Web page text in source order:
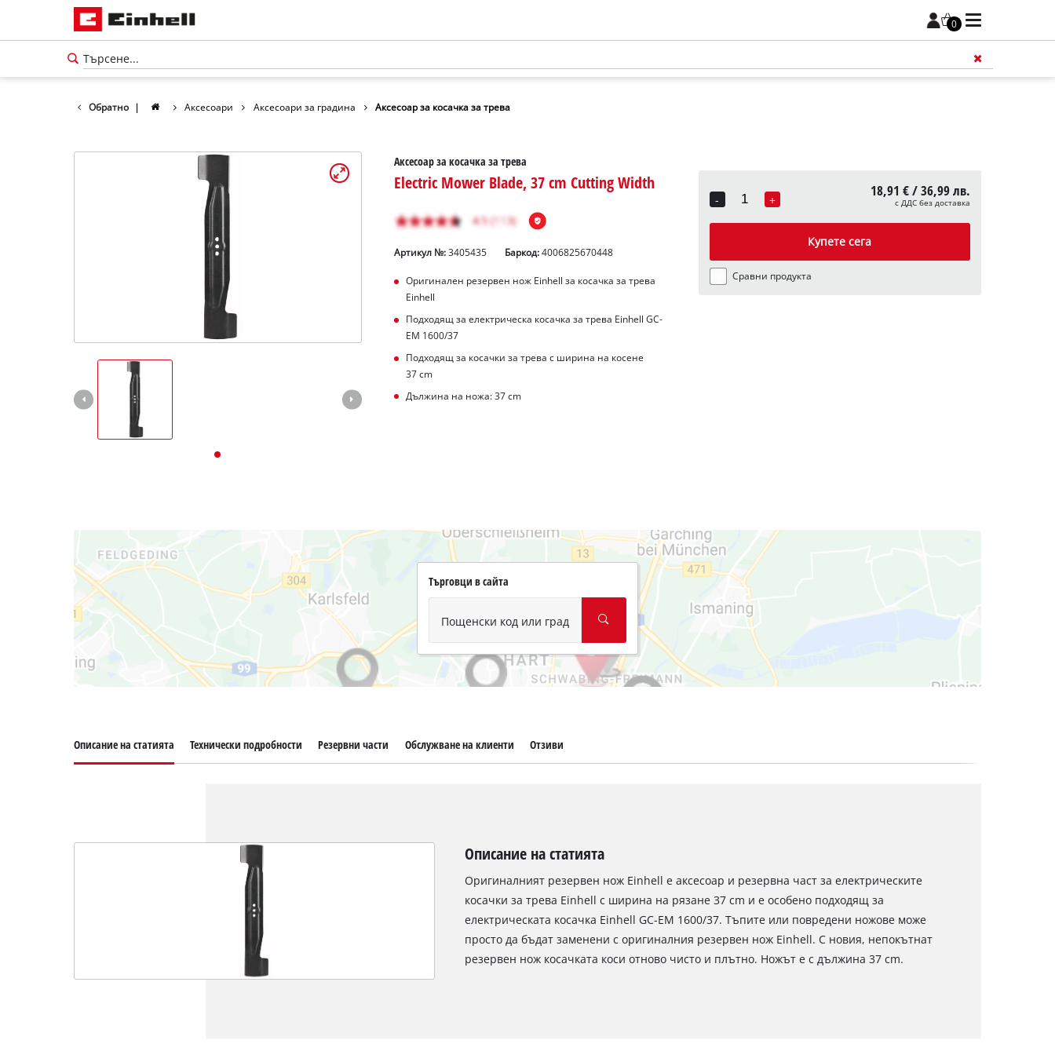
0
Обратно | Аксесоари Аксесоари за градина Аксесоар за косачка за трева
Аксесоар за косачка за трева
Electric Mower Blade, 37 cm Cutting Width
Артикул №:3405435 Баркод:4006825670448
Оригинален резервен нож Einhell за косачка за трева
Einhell
Подходящ за електрическа косачка за трева Einhell GC-
EM 1600/37
Подходящ за косачки за трева с ширина на косене
37 cm
Дължина на ножа: 37 cm
-
Quantity
+ 18,91 € / 36,99 лв.
с ДДС без доставка
Купете сега
Сравни продукта
Търговци в сайта
Пощенски код или град
Описание на статията Технически подробности Резервни части Обслужване на клиенти Отзиви
Описание на статията
Оригиналният резервен нож Einhell е аксесоар и резервна част за електрическите
косачки за трева Einhell с ширина на рязане 37 cm и е особено подходящ за
електрическата косачка Einhell GC-EM 1600/37. Тъпите или повредени ножове може
просто да бъдат заменени с оригиналния резервен нож Einhell. С новия, непокътнат
резервен нож косачката коси отново чисто и плътно. Ножът е с дължина 37 cm.